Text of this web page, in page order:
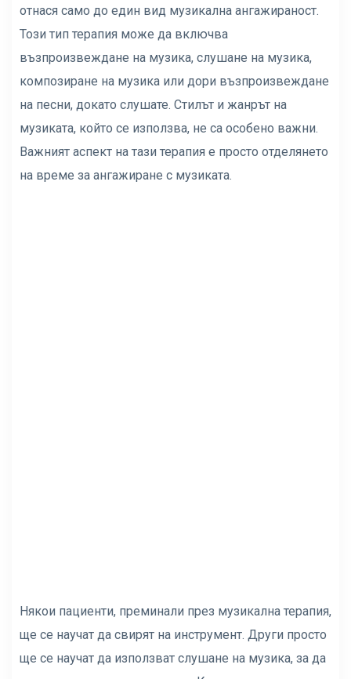
отнася само до един вид музикална ангажираност.
Този тип терапия може да включва
възпроизвеждане на музика, слушане на музика,
композиране на музика или дори възпроизвеждане
на песни, докато слушате. Стилът и жанрът на
музиката, който се използва, не са особено важни.
Важният аспект на тази терапия е просто отделянето
на време за ангажиране с музиката.
Някои пациенти, преминали през музикална терапия,
ще се научат да свирят на инструмент. Други просто
ще се научат да използват слушане на музика, за да